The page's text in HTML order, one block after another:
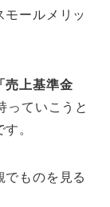
モールメリッ
「売上基準金
っていこうと
。
でものを見る